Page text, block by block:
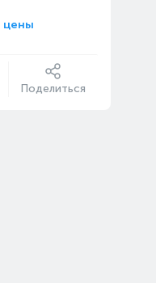
цены
Поделиться